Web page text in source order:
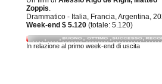
Zoppis.
Drammatico - Italia, Francia, Argentina,
Week-end $ 5.120 (totale: 5.120)
In relazione al primo week-end di uscita